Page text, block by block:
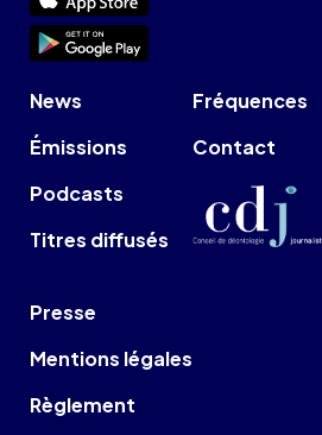
News
Émissions
Podcasts
Titres diffusés
Fréquences
Contact
Presse
Mentions légales
Règlement